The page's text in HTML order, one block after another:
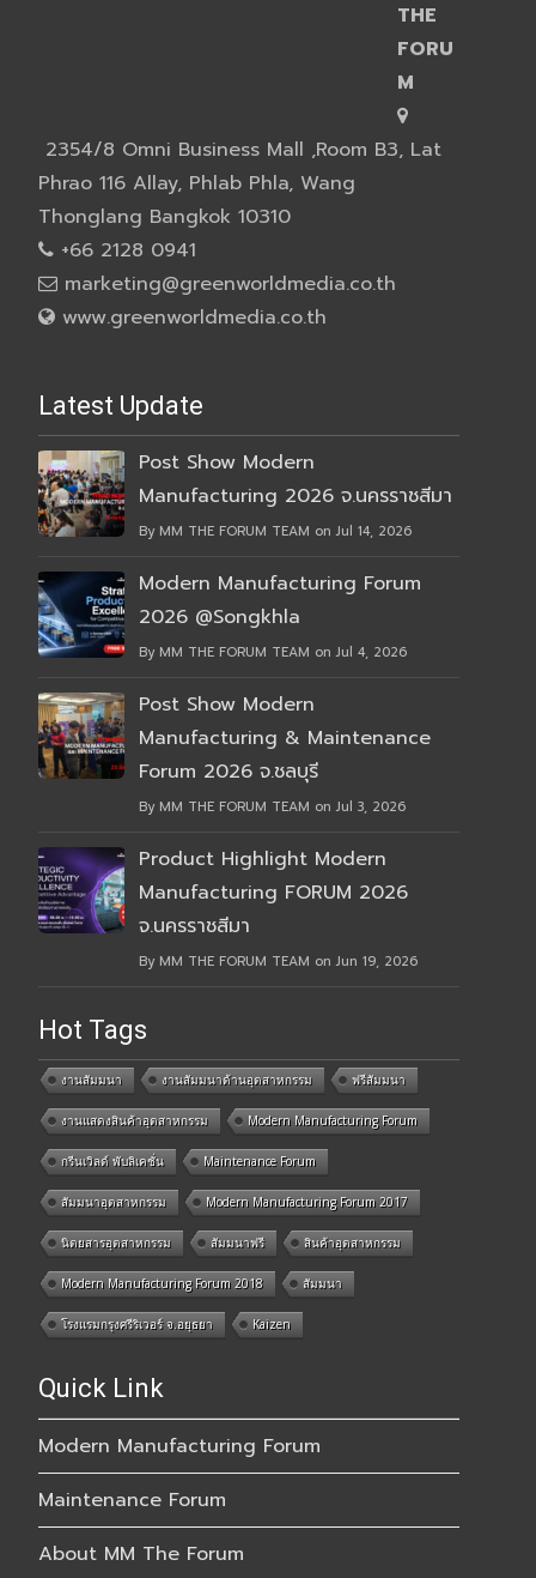
THE
FORU
M
2354/8 Omni Business Mall ,Room B3, Lat
Phrao 116 Allay, Phlab Phla, Wang
Thonglang Bangkok 10310
+66 2128 0941
marketing@greenworldmedia.co.th
www.greenworldmedia.co.th
Latest Update
Post Show Modern
Manufacturing 2026 จ.นครราชสีมา
By MM THE FORUM TEAM on Jul 14, 2026
Modern Manufacturing Forum
2026 @Songkhla
By MM THE FORUM TEAM on Jul 4, 2026
Post Show Modern
Manufacturing & Maintenance
Forum 2026 จ.ชลบุรี
By MM THE FORUM TEAM on Jul 3, 2026
Product Highlight Modern
Manufacturing FORUM 2026
จ.นครราชสีมา
By MM THE FORUM TEAM on Jun 19, 2026
Hot Tags
งานสัมมนา งานสัมมนาด้านอุตสาหกรรม ฟรีสัมมนา
งานแสดงสินค้าอุตสาหกรรม Modern Manufacturing Forum
กรีนเวิลด์ พับลิเคชั่น Maintenance Forum
สัมมนาอุตสาหกรรม Modern Manufacturing Forum 2017
นิตยสารอุตสาหกรรม สัมมนาฟรี สินค้าอุตสาหกรรม
Modern Manufacturing Forum 2018 สัมมนา
โรงแรมกรุงศรีริเวอร์ จ.อยุธยา Kaizen
Quick Link
Modern Manufacturing Forum
Maintenance Forum
About MM The Forum